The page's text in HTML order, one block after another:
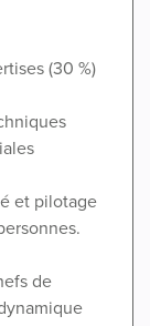
(30 %)
et pilotage
de